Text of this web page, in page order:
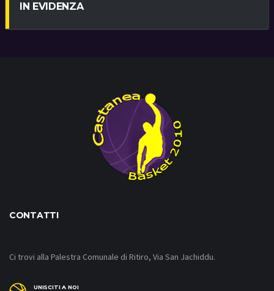
IN EVIDENZA
CONTATTI
Ci trovi alla Palestra Comunale di Ritiro, Via San Jachiddu.
UNISCITI A NOI